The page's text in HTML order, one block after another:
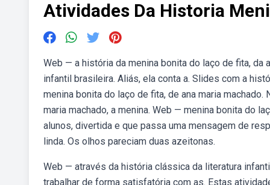
Atividades Da Historia
Web — a história da menina bonita do laço de fita, da
infantil brasileira. Aliás, ela conta a. Slides com a
menina bonita do laço de fita, de ana maria
maria machado, a menina. Web — menina bonita do
alunos, divertida e que passa uma mensagem de
linda. Os olhos pareciam duas azeitonas.
Web — através da história clássica da literatura
trabalhar de forma satisfatória com as. Estas